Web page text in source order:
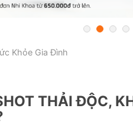
Khỏe Gia Đình
THẢI ĐỘC,